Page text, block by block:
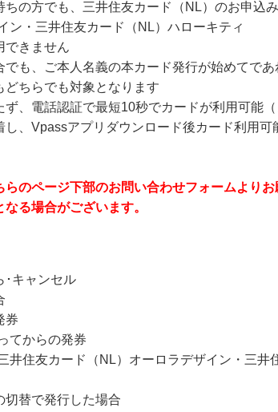
の方でも、三井住友カード（NL）のお申込
ン・三井住友カード（NL）ハローキティ
できません
も、ご本人名義の本カード発行が始めてで
ちらでも対象となります
、電話認証で最短10秒でカードが利用可能
、Vpassアプリダウンロード後カード利用可
のページ下部のお問い合わせフォームより
る場合がございます。
･キャンセル
券
てからの発券
井住友カード（NL）オーロラデザイン・三
切替で発行した場合